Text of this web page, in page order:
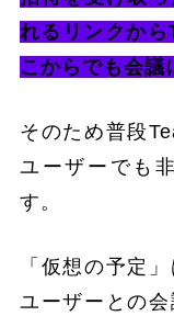
れるリンクか
こからでも会議
そのため普段
ユーザーでも
す。
「仮想の予定
ユーザーとの